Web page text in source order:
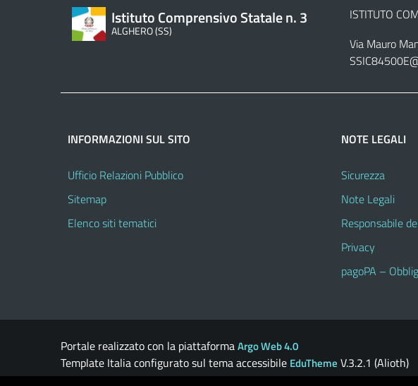
Istituto Comprensivo Statale n. 3
ALGHERO (SS)
ISTITUTO
Via Mauro
INFORMAZIONI SUL SITO
Ufficio Relazioni Pubblico
Sitemap
Elenco siti tematici
NOTE LEGALI
Sicurezza
Note Legali
Responsabile
Privacy
pagoPA –
Portale realizzato con la piattaformaArgo Web 4.0
Template Italia configurato sul tema accessibile EduTheme V.3.2.1 (Alioth)